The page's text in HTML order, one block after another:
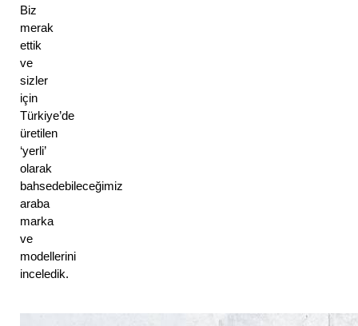
Biz
merak
ettik
ve
sizler
için
Türkiye’de
üretilen
‘yerli’
olarak
bahsedebileceğimiz
araba
marka
ve
modellerini
inceledik.